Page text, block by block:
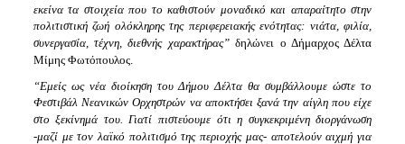
εκείνα τα στοιχεία που το καθιστούν μοναδικό και απαραίτητο στην
πολιτιστική ζωή ολόκληρης της περιφερειακής ενότητας: νιάτα, φιλία,
συνεργασία, τέχνη, διεθνής χαρακτήρας”δηλώνει ο Δήμαρχος Δέλτα
Μίμης Φωτόπουλος.
“Εμείς ως νέα διοίκηση του Δήμου Δέλτα θα συμβάλλουμε ώστε το
Φεστιβάλ Νεανικών Ορχηστρών να αποκτήσει ξανά την αίγλη που είχε
στο ξεκίνημά του. Γιατί πιστεύουμε ότι η συγκεκριμένη διοργάνωση
-μαζί με τον λαϊκό πολιτισμό της περιοχής μας- αποτελούν αιχμή για